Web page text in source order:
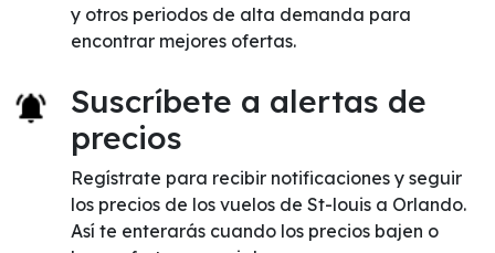
y otros periodos de alta demanda para
encontrar mejores ofertas.
Suscríbete a alertas de
precios
Regístrate para recibir notificaciones y seguir
los precios de los vuelos de St-louis a Orlando.
Así te enterarás cuando los precios bajen o